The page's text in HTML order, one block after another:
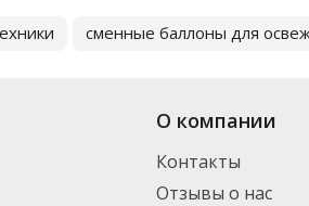
сменные баллоны для
О компании
Контакты
Отзывы о нас